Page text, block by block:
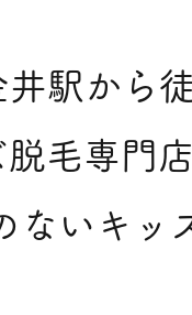
駅から
毛専門
ないキッ